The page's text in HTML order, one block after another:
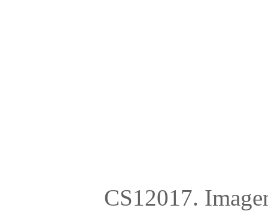
CS12017.